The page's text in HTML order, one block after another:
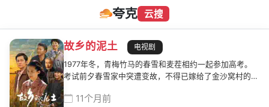
夸克 云搜
故乡的泥土
电视剧
1977年冬，青梅竹马的春雪和麦茬相约一起参加高考。
考试前夕春雪家中突遭变故，不得已嫁给了金沙窝村的高
明自己的身份，一直在寻找当年的部队。春雪婚后遭遇家
11个月前